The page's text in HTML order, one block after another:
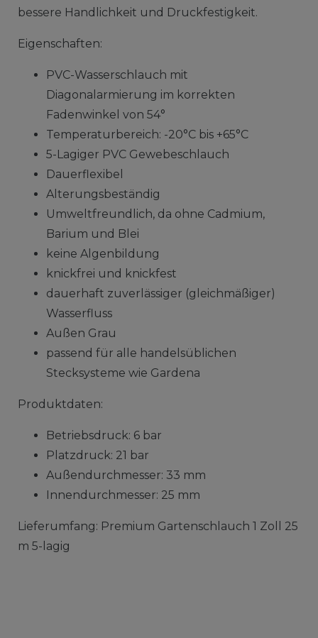
bessere Handlichkeit und Druckfestigkeit.
Eigenschaften:
PVC-Wasserschlauch mit
Diagonalarmierung im korrekten
Fadenwinkel von 54°
Temperaturbereich: -20°C bis +65°C
5-Lagiger PVC Gewebeschlauch
Dauerflexibel
Alterungsbeständig
Umweltfreundlich, da ohne Cadmium,
Barium und Blei
keine Algenbildung
knickfrei und knickfest
dauerhaft zuverlässiger (gleichmäßiger)
Wasserfluss
Außen Grau
passend für alle handelsüblichen
Stecksysteme wie Gardena
Produktdaten:
Betriebsdruck: 6 bar
Platzdruck: 21 bar
Außendurchmesser: 33 mm
Innendurchmesser: 25 mm
Lieferumfang: Premium Gartenschlauch 1 Zoll 25
m 5-lagig